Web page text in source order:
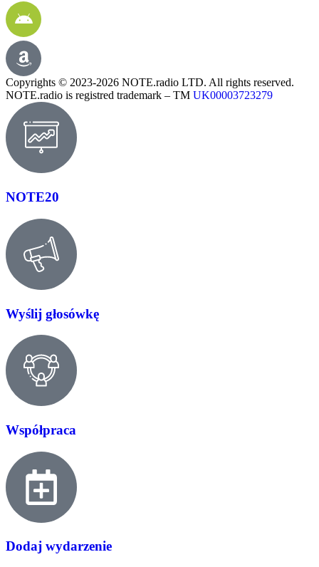
Copyrights © 2023-2026 NOTE.radio LTD. All rights reserved.
NOTE.radio is registred trademark – TM UK00003723279
NOTE20
Wyślij głosówkę
Współpraca
Dodaj wydarzenie